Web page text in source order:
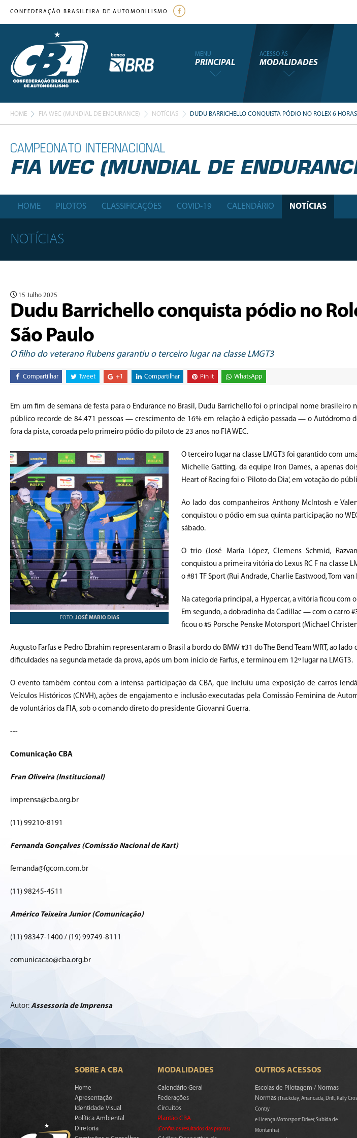
CONFEDERAÇÃO BRASILEIRA DE AUTOMOBILISMO
MENU
PRINCIPAL
ACESSO ÀS
MODALIDADES
HOME FIA WEC (MUNDIAL DE ENDURANCE) NOTÍCIAS DUDU BARRICHELLO CONQUISTA PÓDIO NO ROLEX 6
CAMPEONATO INTERNACIONAL
FIA WEC (MUNDIAL DE
HOME PILOTOS CLASSIFICAÇÕES COVID-19 CALENDÁRIO NOTÍCIAS
NOTÍCIAS
15 Julho 2025
Dudu Barrichello conquista pódio no
São Paulo
O filho do veterano Rubens garantiu o terceiro lugar na classe LMGT3
Compartilhar Tweet +1 Compartilhar Pin it WhatsApp
Em um fim de semana de festa para o Endurance no Brasil, Dudu Barrichello foi o principal nome brasileiro
público recorde de 84.471 pessoas — crescimento de 16% em relação à edição passada — o Autódromo
fora da pista, coroada pelo primeiro pódio do piloto de 23 anos no FIA WEC.
FOTO:JOSÉ MARIO DIAS
O terceiro lugar na classe LMGT3 foi garantido com
Michelle Gatting, da equipe Iron Dames, a apenas
Heart of Racing foi o 'Piloto do Dia', em votação do
Ao lado dos companheiros Anthony McIntosh e
conquistou o pódio em sua quinta participação no
sábado.
O trio (José María López, Clemens Schmid,
conquistou a primeira vitória do Lexus RC F na classe
o #81 TF Sport (Rui Andrade, Charlie Eastwood, Tom
Na categoria principal, a Hypercar, a vitória ficou com
Em segundo, a dobradinha da Cadillac — com o carro
ficou o #5 Porsche Penske Motorsport (Michael
Augusto Farfus e Pedro Ebrahim representaram o Brasil a bordo do BMW #31 do The Bend Team WRT, ao
dificuldades na segunda metade da prova, após um bom início de Farfus, e terminou em 12º lugar na LMGT3.
O evento também contou com a intensa participação da CBA, que incluiu uma exposição de carros
Veículos Históricos (CNVH), ações de engajamento e inclusão executadas pela Comissão Feminina de
de voluntários da FIA, sob o comando direto do presidente Giovanni Guerra.
---
Comunicação CBA
Fran Oliveira (Institucional)
imprensa@cba.org.br
(11) 99210-8191
Fernanda Gonçalves (Comissão Nacional de Kart)
fernanda@fgcom.com.br
(11) 98245-4511
Américo Teixeira Junior (Comunicação)
(11) 98347-1400 / (19) 99749-8111
comunicacao@cba.org.br
Autor: Assessoria de Imprensa
SOBRE A CBA
Home
Apresentação
Identidade Visual
Política Ambiental
Diretoria
MODALIDADES
Calendário Geral
Federações
Circuitos
Plantão CBA
(Confira os resultados das provas)
OUTROS ACESSOS
Escolas de Pilotagem / Normas
Normas(Trackday, Arrancada, Drift, Rally
Contry
e Licença Motorsport Driver, Subida de
Montanha)